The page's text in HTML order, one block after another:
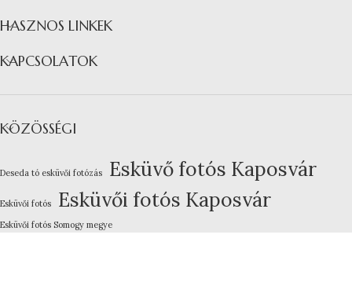
HASZNOS LINKEK
KAPCSOLATOK
KÖZÖSSÉGI
Deseda tó esküvői fotózás Esküvő fotós Kaposvár
Esküvői fotós Esküvői fotós Kaposvár
Esküvői fotós Somogy megye